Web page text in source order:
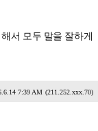
서 모두 말을 잘하게
7:39 AM (211.252.xxx.70)